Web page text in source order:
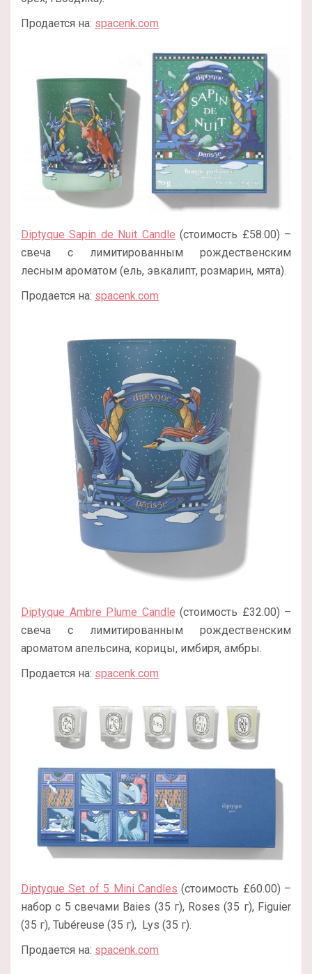
Продается на: spacenk.com
Diptyque Sapin de Nuit Candle (стоимость £58.00) –
свеча с лимитированным рождественским
лесным ароматом (ель, эвкалипт, розмарин, мята).
Продается на: spacenk.com
Diptyque Ambre Plume Candle (стоимость £32.00) –
свеча с лимитированным рождественским
ароматом апельсина, корицы, имбиря, амбры.
Продается на: spacenk.com
Diptyque Set of 5 Mini Candles (стоимость £60.00) –
набор с 5 свечами Baies (35 г), Roses (35 г), Figuier
(35 г), Tubéreuse (35 г), Lys (35 г).
Продается на: spacenk.com